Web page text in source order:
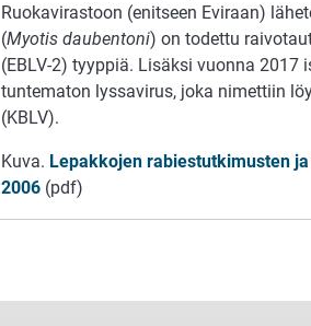
Ruokavirastoon (enitseen Eviraan)
(Myotis daubentoni) on todettu
(EBLV-2) tyyppiä. Lisäksi vuonna 2017
tuntematon lyssavirus, joka nimettiin
(KBLV).
Kuva. Lepakkojen rabiestutkimusten
2006 (pdf)